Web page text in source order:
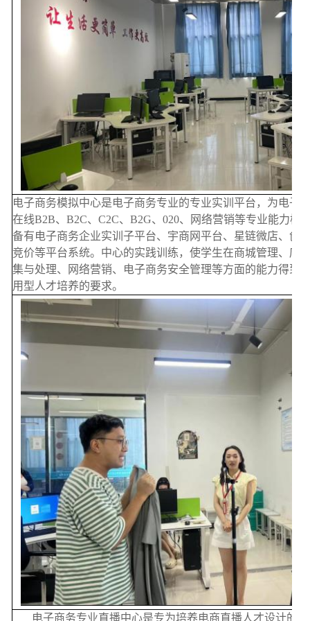
电子商务模拟中心是电子商务专业的专业实训平台，为电子
在线B2B、B2C、C2C、B2G、020、网络营销等专业能力模
备有电子商务企业实训子平台、宇商网平台、星链微店、创
竞价等平台系统。中心的实践训练，使学生在商城管理、店
集与处理、网络营销、电子商务安全管理等方面的能力得到
用型人才培养的要求。
电子商务专业直播中心是专为培养电商直播人才设计的